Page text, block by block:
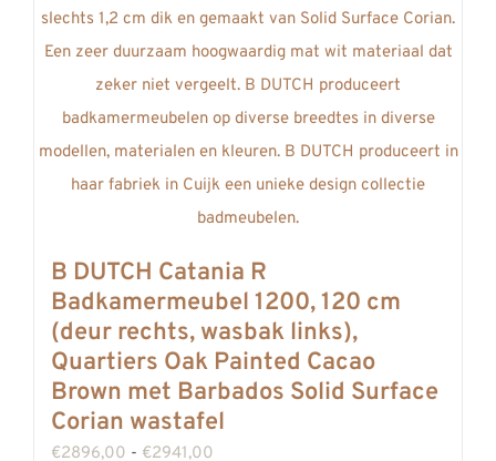
Deze
optie
kan
gekozen
worden
op
de
B DUTCH Catania R
Badkamermeubel 1200, 120 cm
(deur rechts, wasbak links),
Quartiers Oak Painted Cacao
Brown met Barbados Solid Surface
Corian wastafel
€2896,00 - €2941,00